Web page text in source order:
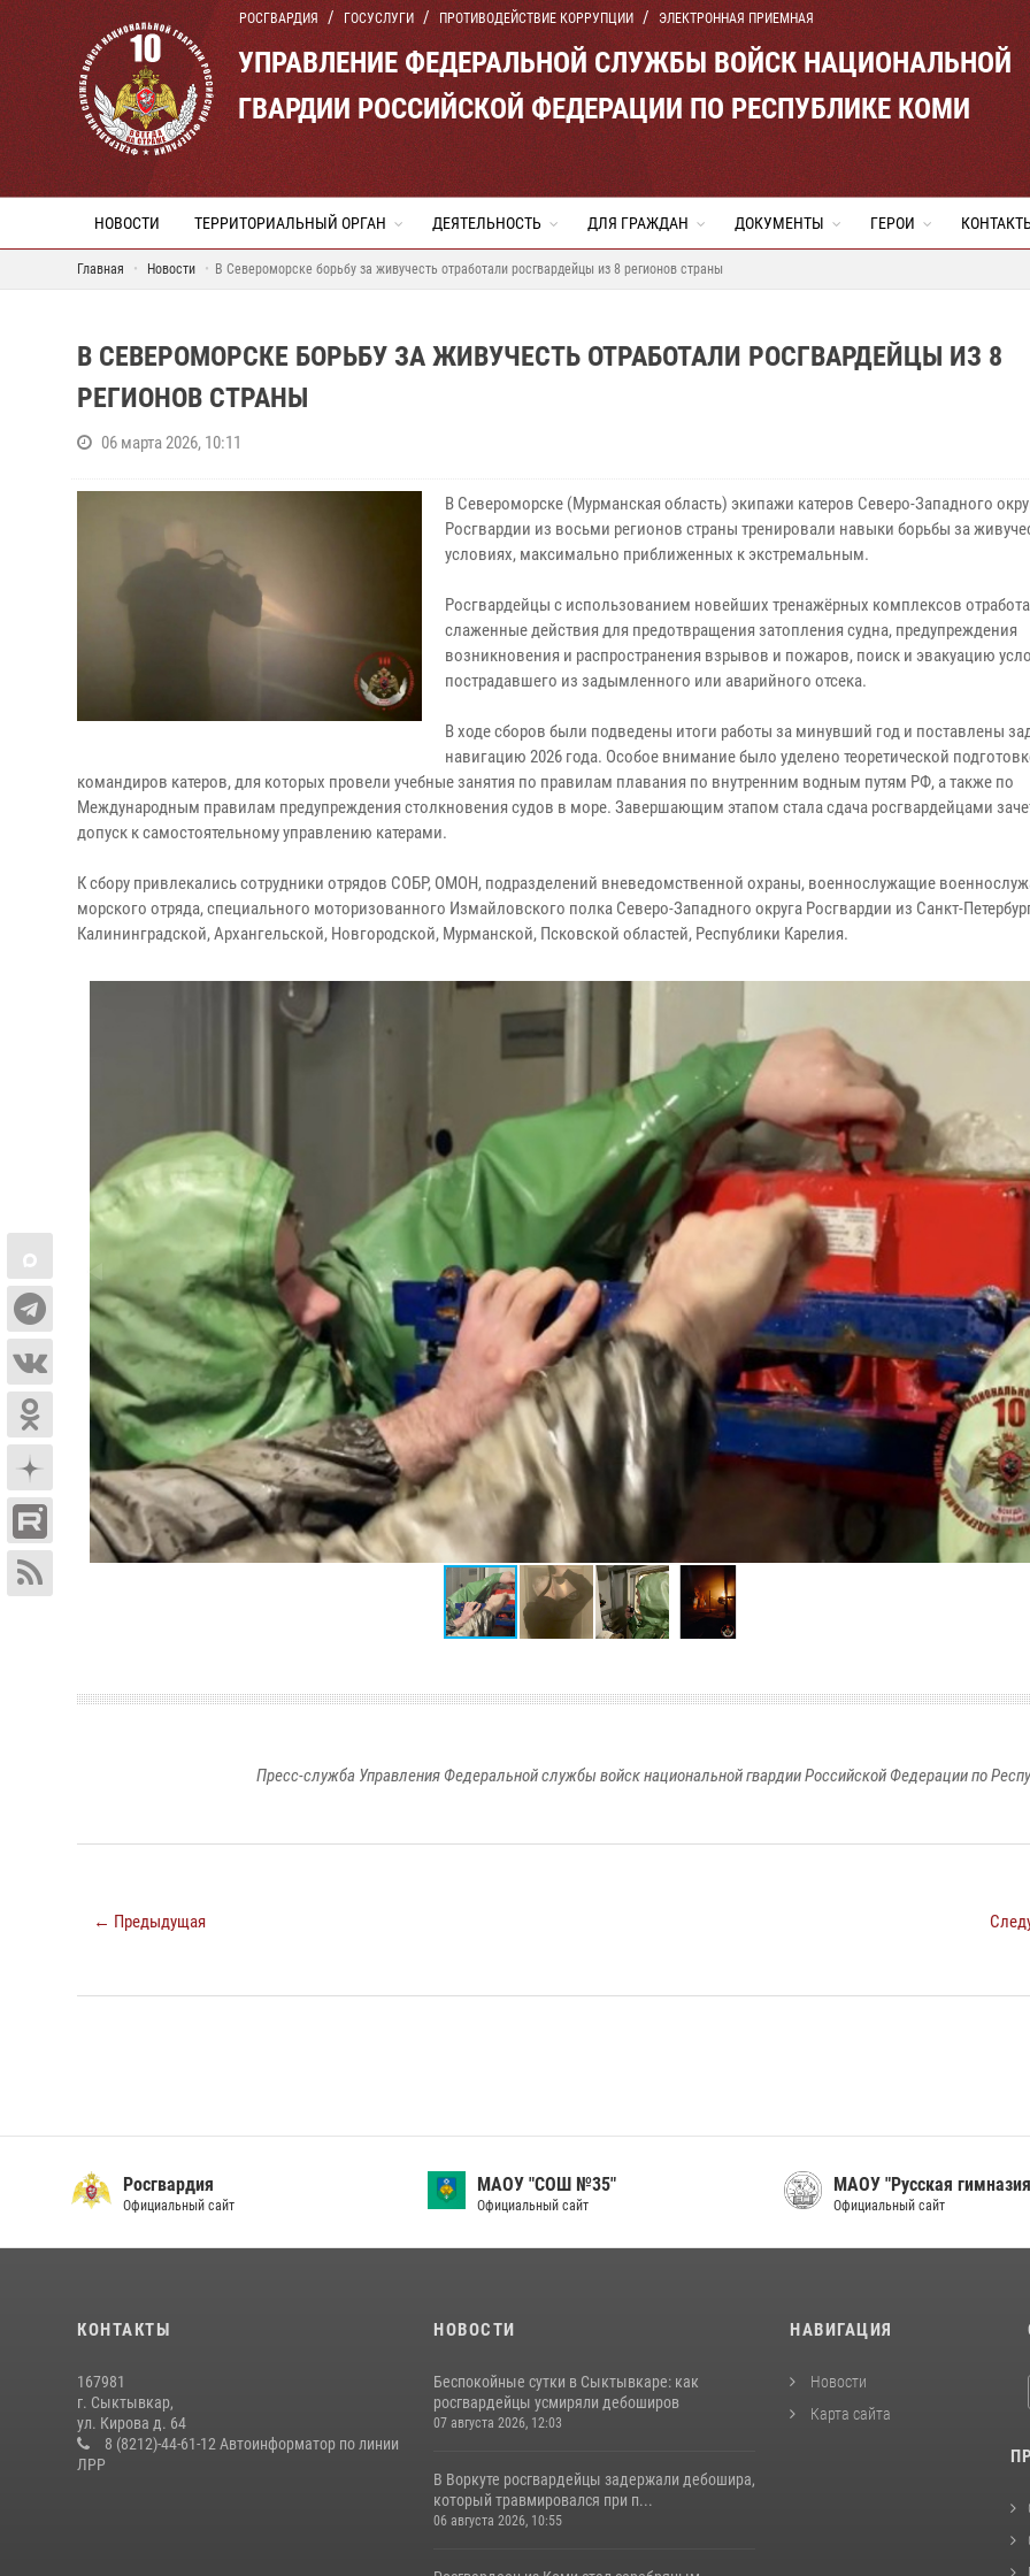
РОСГВАРДИЯ ГОСУСЛУГИ ПРОТИВОДЕЙСТВИЕ КОРРУПЦИИ ЭЛЕКТРОННАЯ ПРИЕМНАЯ
УПРАВЛЕНИЕ ФЕДЕРАЛЬНОЙ СЛУЖБЫ ВОЙСК НАЦИОНАЛЬНОЙ
ГВАРДИИ РОССИЙСКОЙ ФЕДЕРАЦИИ ПО РЕСПУБЛИКЕ КОМИ
НОВОСТИ ТЕРРИТОРИАЛЬНЫЙ ОРГАН ДЕЯТЕЛЬНОСТЬ ДЛЯ ГРАЖДАН ДОКУМЕНТЫ ГЕРОИ
Главная Новости В Североморске борьбу за живучесть отработали росгвардейцы из 8 регионов страны
В СЕВЕРОМОРСКЕ БОРЬБУ ЗА ЖИВУЧЕСТЬ ОТРАБОТАЛИ РОСГВАРДЕЙЦЫ ИЗ 8
РЕГИОНОВ СТРАНЫ
06 марта 2026, 10:11
В Североморске (Мурманская область) экипажи катеров Северо-Западного
Росгвардии из восьми регионов страны тренировали навыки борьбы за
условиях, максимально приближенных к экстремальным.
Росгвардейцы с использованием новейших тренажёрных комплексов
слаженные действия для предотвращения затопления судна, предупреждения
возникновения и распространения взрывов и пожаров, поиск и эвакуацию
пострадавшего из задымленного или аварийного отсека.
В ходе сборов были подведены итоги работы за минувший год и поставлены
навигацию 2026 года. Особое внимание было уделено теоретической
командиров катеров, для которых провели учебные занятия по правилам плавания по внутренним водным путям РФ, а также по
Международным правилам предупреждения столкновения судов в море. Завершающим этапом стала сдача росгвардейцами
допуск к самостоятельному управлению катерами.
К сбору привлекались сотрудники отрядов СОБР, ОМОН, подразделений вневедомственной охраны, военнослужащие
морского отряда, специального моторизованного Измайловского полка Северо-Западного округа Росгвардии из Санкт-
Калининградской, Архангельской, Новгородской, Мурманской, Псковской областей, Республики Карелия.
Пресс-служба Управления Федеральной службы войск национальной гвардии Российской Федерации по
← Предыдущая
Росгвардия
Официальный сайт
МАОУ "СОШ №35"
Официальный сайт
МАОУ "Русская
Официальный сайт
КОНТАКТЫ
167981
г. Сыктывкар,
ул. Кирова д. 64
8 (8212)-44-61-12 Автоинформатор по линии
ЛРР
НОВОСТИ
Беспокойные сутки в Сыктывкаре: как
росгвардейцы усмиряли дебоширов
07 августа 2026, 12:03
В Воркуте росгвардейцы задержали дебошира,
который травмировался при п...
06 августа 2026, 10:55
НАВИГАЦИЯ
Новости
Карта сайта